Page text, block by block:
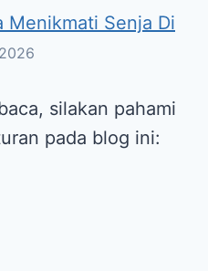
Menikmati Senja Di
silakan pahami
pada blog ini: